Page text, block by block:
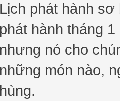
Lịch phát hành
phát hành tháng
nhưng nó cho
những món nào,
hùng.